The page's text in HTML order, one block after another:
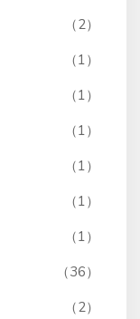
（2）
（1）
（1）
（1）
（1）
（1）
（1）
（36）
（2）